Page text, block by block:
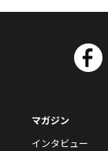
マガジン
インタビュー